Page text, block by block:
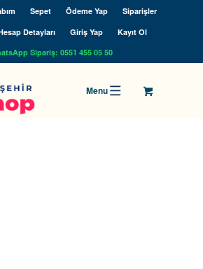
Sepet Ödeme Yap
Siparişler
Detayları Giriş Yap
Kayıt Ol
Sipariş: 0551 455 05 50